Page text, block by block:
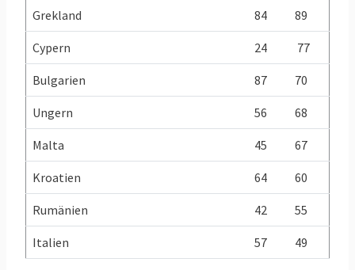
Grekland 84 89
Cypern 24 77
Bulgarien 87 70
Ungern 56 68
Malta 45 67
Kroatien 64 60
Rumänien 42 55
Italien 57 49